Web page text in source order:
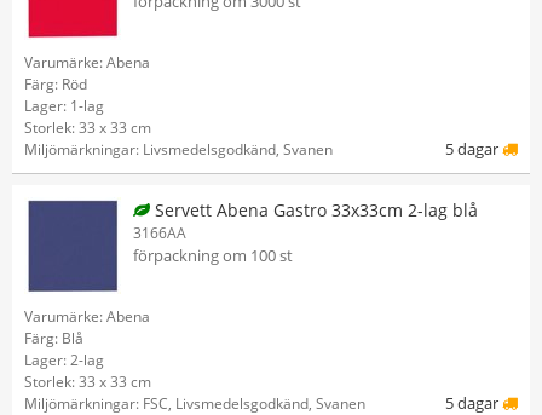
Varumärke: Abena
Färg: Röd
Lager: 1-lag
Storlek: 33 x 33 cm
Miljömärkningar: Livsmedelsgodkänd, Svanen
5 dagar
Servett Abena Gastro 33x33cm 2-lag blå
3166AA
förpackning om 100 st
Varumärke: Abena
Färg: Blå
Lager: 2-lag
Storlek: 33 x 33 cm
Miljömärkningar: FSC, Livsmedelsgodkänd, Svanen
5 dagar